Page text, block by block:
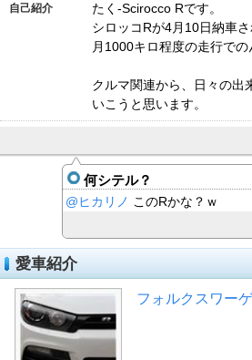
自己紹介
たく-Scirocco Rです。
シロッコRが4月10日納車さ
月1000キロ程度の走行での
クルマ関連から、日々の出
いこうと思います。
何シテル？
@ヒカリノ このRかな？ｗ
愛車紹介
フォルクスワー